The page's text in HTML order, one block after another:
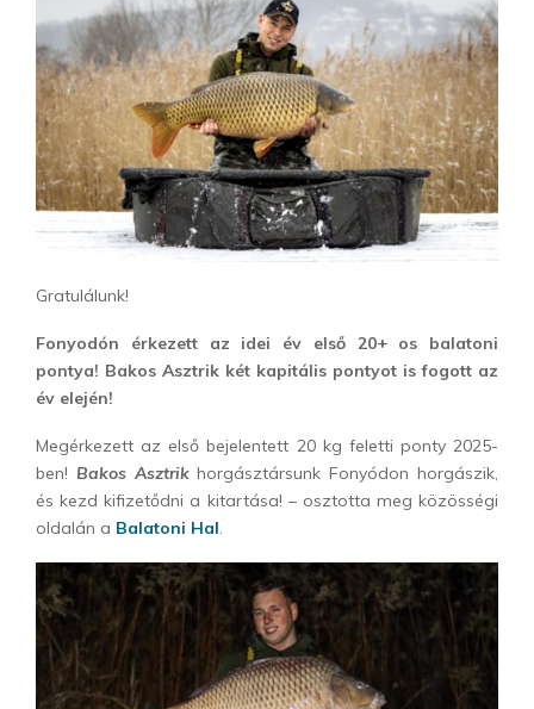
Gratulálunk!
Fonyodón érkezett az idei év első 20+ os balatoni
pontya! Bakos Asztrik két kapitális pontyot is fogott az
év elején!
Megérkezett az első bejelentett 20 kg feletti ponty 2025-
ben! Bakos Asztrik horgásztársunk Fonyódon horgászik,
és kezd kifizetődni a kitartása! – osztotta meg közösségi
oldalán a Balatoni Hal.